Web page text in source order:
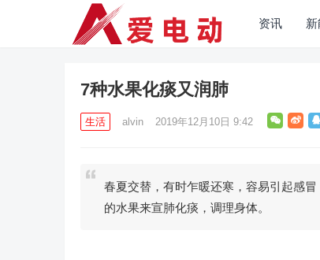
资讯
7种水果化痰又润肺
生活 alvin 2019年12月10日 9:42
春夏交替，有时乍暖还寒，容易引起感
的水果来宣肺化痰，调理身体。